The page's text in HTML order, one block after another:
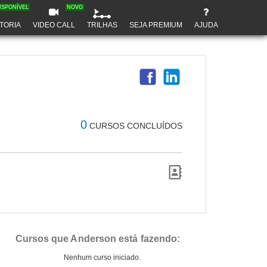
VIDEO CALL
NOVO
TRILHAS SEJA PREMIUM AJUDA
0 CURSOS CONCLUÍDOS
Cursos que Anderson está fazendo:
Nenhum curso iniciado.